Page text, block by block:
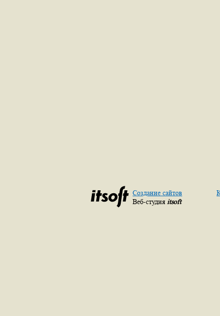
Создание сайтов
Веб-студия itsoft